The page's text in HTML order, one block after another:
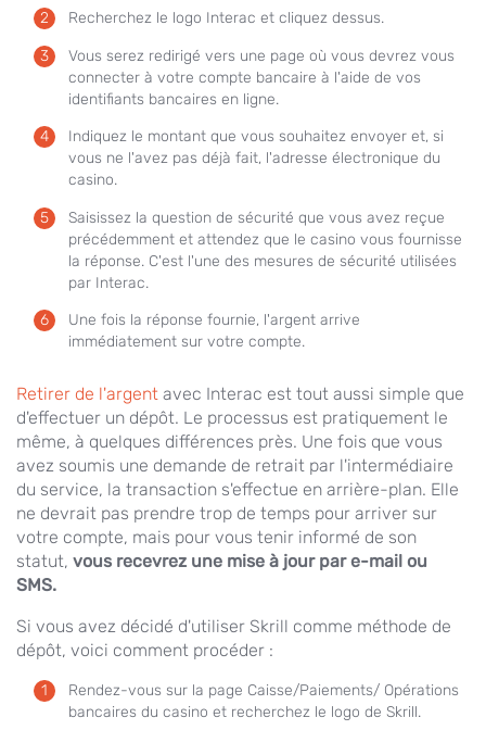
Recherchez le logo Interac et cliquez dessus.
Vous serez redirigé vers une page où vous devrez vous
connecter à votre compte bancaire à l'aide de vos
identifiants bancaires en ligne.
Indiquez le montant que vous souhaitez envoyer et, si
vous ne l'avez pas déjà fait, l'adresse électronique du
casino.
Saisissez la question de sécurité que vous avez reçue
précédemment et attendez que le casino vous fournisse
la réponse. C'est l'une des mesures de sécurité utilisées
par Interac.
Une fois la réponse fournie, l'argent arrive
immédiatement sur votre compte.
Retirer de l'argent avec Interac est tout aussi simple que
d'effectuer un dépôt. Le processus est pratiquement le
même, à quelques différences près. Une fois que vous
avez soumis une demande de retrait par l'intermédiaire
du service, la transaction s'effectue en arrière-plan. Elle
ne devrait pas prendre trop de temps pour arriver sur
votre compte, mais pour vous tenir informé de son
statut, vous recevrez une mise à jour par e-mail ou
SMS.
Si vous avez décidé d'utiliser Skrill comme méthode de
dépôt, voici comment procéder :
Rendez-vous sur la page Caisse/Paiements/ Opérations
bancaires du casino et recherchez le logo de Skrill.